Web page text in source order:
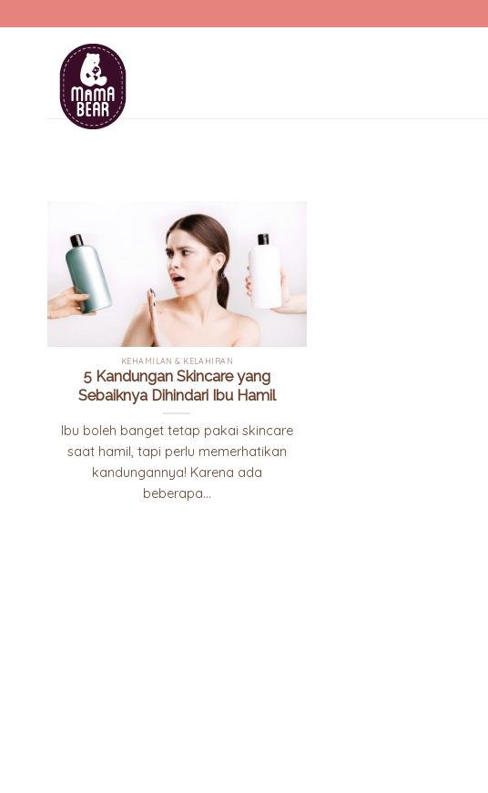
KEHAMILAN & KELAHIRAN
5 Kandungan Skincare yang
Sebaiknya Dihindari Ibu Hamil
Ibu boleh banget tetap pakai skincare
saat hamil, tapi perlu memerhatikan
kandungannya! Karena ada
beberapa...